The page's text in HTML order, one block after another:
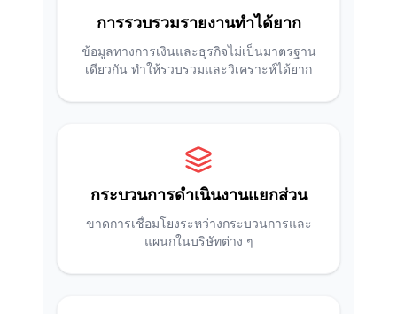
การรวบรวมรายงานทำได้ยาก
ข้อมูลทางการเงินและธุรกิจไม่เป็นมาตรฐาน
เดียวกัน ทำให้รวบรวมและวิเคราะห์ได้ยาก
กระบวนการดำเนินงานแยกส่วน
ขาดการเชื่อมโยงระหว่างกระบวนการและ
แผนกในบริษัทต่าง ๆ